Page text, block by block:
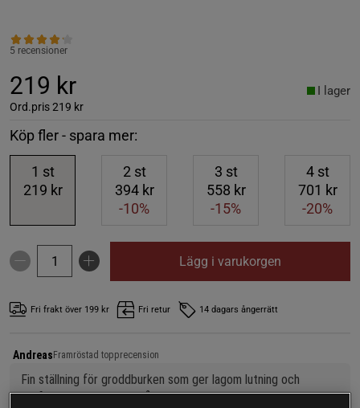
5 recensioner
219 kr
Ord.pris219 kr
I lager
Köp fler - spara mer:
1 st
219 kr
2 st
394 kr
-10%
3 st
558 kr
-15%
4st
701 kr
-20%
Lägg i varukorgen
Fri frakt över 199 kr Fri retur 14 dagars ångerrätt
AndreasFramröstad topprecension
Fin ställning för groddburken som ger lagom lutning och
perfekta groddar varje gång,